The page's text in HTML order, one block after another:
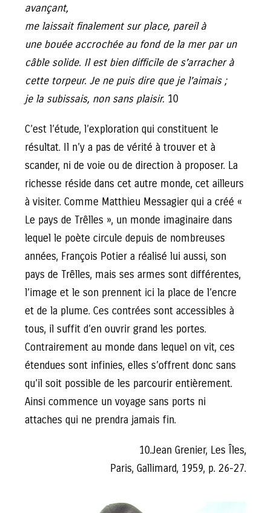
avançant,
me laissait finalement sur place, pareil à
une bouée accrochée au fond de la mer par un
câble solide. Il est bien difficile de s’arracher à
cette torpeur. Je ne puis dire que je l’aimais ;
je la subissais, non sans plaisir. 10
C’est l’étude, l’exploration qui constituent le
résultat. Il n’y a pas de vérité à trouver et à
scander, ni de voie ou de direction à proposer. La
richesse réside dans cet autre monde, cet ailleurs
à visiter. Comme Matthieu Messagier qui a créé «
Le pays de Trêlles », un monde imaginaire dans
lequel le poète circule depuis de nombreuses
années, François Potier a réalisé lui aussi, son
pays de Trêlles, mais ses armes sont différentes,
l’image et le son prennent ici la place de l’encre
et de la plume. Ces contrées sont accessibles à
tous, il suffit d’en ouvrir grand les portes.
Contrairement au monde dans lequel on vit, ces
étendues sont infinies, elles s’offrent donc sans
qu’il soit possible de les parcourir entièrement.
Ainsi commence un voyage sans ports ni
attaches qui ne prendra jamais fin.
10.Jean Grenier, Les Îles,
Paris, Gallimard, 1959, p. 26-27.